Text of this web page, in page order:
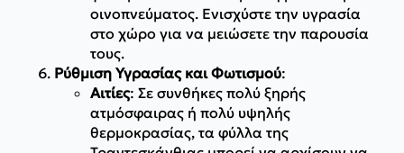
οινοπνεύματος. Ενισχύστε την υγρασία
στο χώρο για να μειώσετε την παρουσία
τους.
Ρύθμιση Υγρασίας και Φωτισμού:
Αιτίες: Σε συνθήκες πολύ ξηρής
ατμόσφαιρας ή πολύ υψηλής
θερμοκρασίας, τα φύλλα της